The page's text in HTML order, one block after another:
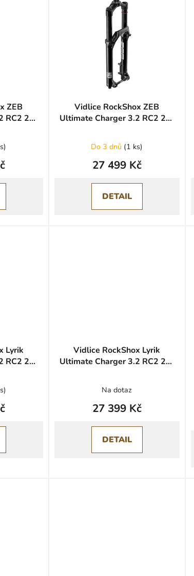
ZEB
RC2 29"
)
Vidlice RockShox ZEB
Ultimate Charger 3.2 RC2 29"
Do 3 dnů (1 ks)
27 499 Kč
DETAIL
Lyrik
RC2 29"
)
Vidlice RockShox Lyrik
Ultimate Charger 3.2 RC2 29"
Na dotaz
27 399 Kč
DETAIL